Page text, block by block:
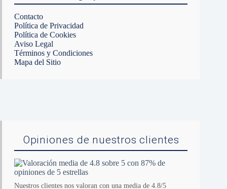
Contacto
Política de Privacidad
Política de Cookies
Aviso Legal
Términos y Condiciones
Mapa del Sitio
Opiniones de nuestros clientes
Nuestros clientes nos valoran con una media de 4.8/5